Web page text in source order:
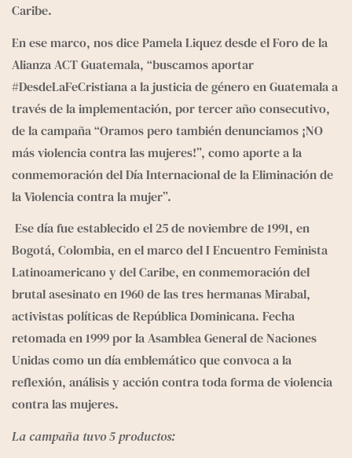
Caribe.
En ese marco, nos dice Pamela Liquez desde el Foro de la
Alianza ACT Guatemala, “buscamos aportar
#DesdeLaFeCristiana a la justicia de género en Guatemala a
través de la implementación, por tercer año consecutivo,
de la campaña “Oramos pero también denunciamos ¡NO
más violencia contra las mujeres!”, como aporte a la
conmemoración del Día Internacional de la Eliminación de
la Violencia contra la mujer”.
Bogotá, Colombia, en el marco del I Encuentro Feminista
Latinoamericano y del Caribe, en conmemoración del
brutal asesinato en 1960 de las tres hermanas Mirabal,
activistas políticas de República Dominicana. Fecha
retomada en 1999 por la Asamblea General de Naciones
Unidas como un día emblemático que convoca a la
reflexión, análisis y acción contra toda forma de violencia
contra las mujeres.
La campaña tuvo 5 productos: